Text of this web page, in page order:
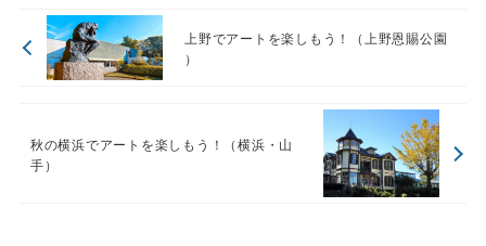
上野でアートを楽しもう！（上野恩賜公園
）
秋の横浜でアートを楽しもう！（横浜・山
手）